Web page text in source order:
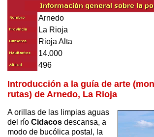
Arnedo
La Rioja
Rioja Alta
14.000
496
Introducción a la guía de arte
rutas) de Arnedo, La Rioja
A orillas de las limpias aguas
del río Cidacos descansa, a
modo de bucólica postal, la